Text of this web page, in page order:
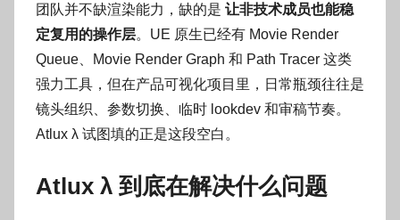
团队并不缺渲染能力，缺的是 让非技术成员也能稳
定复用的操作层。UE 原生已经有 Movie Render
Queue、Movie Render Graph 和 Path Tracer 这类
强力工具，但在产品可视化项目里，日常瓶颈往往是
镜头组织、参数切换、临时 lookdev 和审稿节奏。
Atlux λ 试图填的正是这段空白。
Atlux λ 到底在解决什么问题